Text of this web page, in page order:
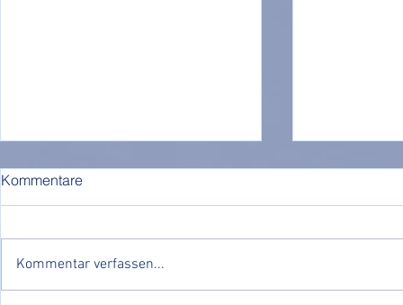
Kommentare
Kommentar verfassen...